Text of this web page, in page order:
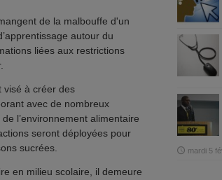
de la malbouffe d'un
autour du
liées aux restrictions
visé à créer des
avec de nombreux
l’environnement alimentaire
seront déployées pour
sucrées.
en milieu scolaire, il demeure
mardi 5